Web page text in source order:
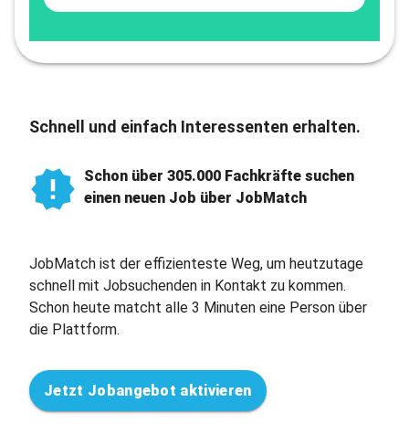
Schnell und einfach Interessenten erhalten.
Schon über 305.000 Fachkräfte suchen
einen neuen Job über JobMatch
JobMatch ist der effizienteste Weg, um heutzutage
schnell mit Jobsuchenden in Kontakt zu kommen.
Schon heute matcht alle 3 Minuten eine Person über
die Plattform.
Jetzt Jobangebot aktivieren